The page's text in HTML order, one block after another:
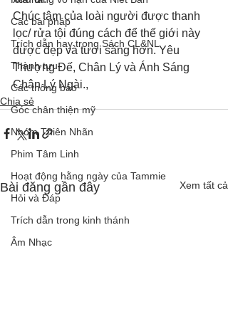
Các bài pháp
Trích dẫn hay trong Sách CL&NL
Thành tựu
Các thông báo
Góc chân thiện mỹ
Nhóm Thiên Nhãn
Phim Tâm Linh
Hoạt động hằng ngày của Tammie
Hỏi và Đáp
Trích dẫn trong kinh thánh
Âm Nhạc
Chúc tâm của loài người được thanh
lọc/ rửa tội đúng cách để thế giới này
được đẹp và tươi sáng hơn. Yêu
Thượng Đế, Chân Lý và Ánh Sáng
Chân Lý Ngài.,
Chia sẻ
Bài đăng gần đây Xem tất cả